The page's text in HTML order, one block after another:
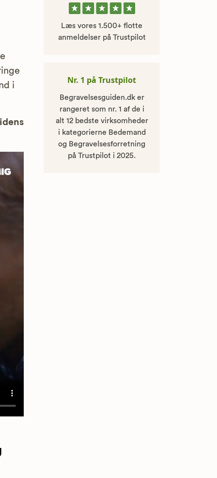
i
Læs vores 1.500+ flotte
anmeldelser på Trustpilot
Nr. 1 på Trustpilot
Begravelsesguiden.dk er
rangeret som nr. 1 af de i
alt 12 bedste virksomheder
i kategorierne Bedemand
og Begravelsesforretning
på Trustpilot i 2025.